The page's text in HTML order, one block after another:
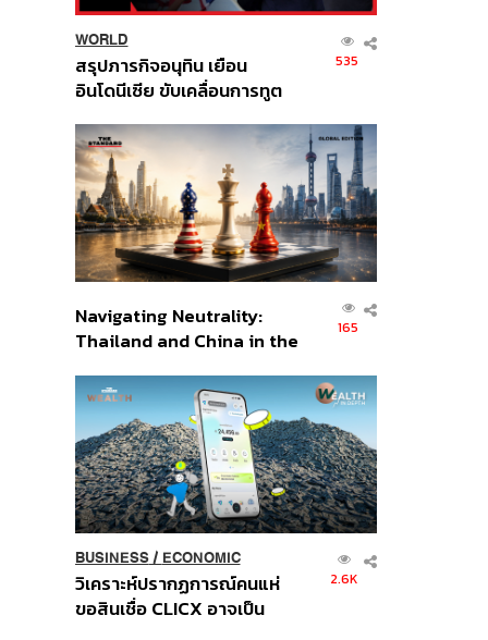
WORLD
สรุปภารกิจอนุทิน เยือน
อินโดนีเซีย ขับเคลื่อนการทูต
ส่วนยุทธศาสตร์ไทย –
อินโดนีเซีย
535
Navigating Neutrality:
Thailand and China in the
Order
165
BUSINESS/ ECONOMIC
วิเคราะห์ปรากฏการณ์คนแห่
ขอสินเชื่อ CLICX อาจเป็น
2.6K